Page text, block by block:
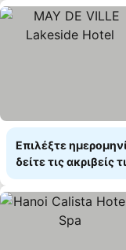
Επιλέξτε
δείτε τις ακριβείς